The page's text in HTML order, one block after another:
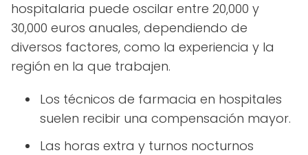
hospitalaria puede oscilar entre 20,000 y
30,000 euros anuales, dependiendo de
diversos factores, como la experiencia y la
región en la que trabajen.
Los técnicos de farmacia en hospitales
suelen recibir una compensación mayor.
Las horas extra y turnos nocturnos